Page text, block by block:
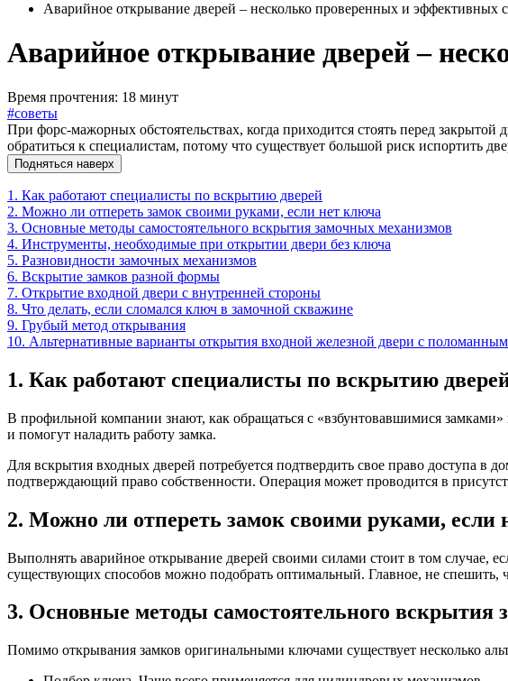
Аварийное открывание дверей – несколько проверенных и эффективных
Аварийное открывание дверей –
Время прочтения: 18 минут
#советы
При форс-мажорных обстоятельствах, когда приходится стоять перед
обратиться к специалистам, потому что существует большой риск испортить
Подняться наверх
1. Как работают специалисты по вскрытию дверей
2. Можно ли отпереть замок своими руками, если нет ключа
3. Основные методы самостоятельного вскрытия замочных механизмов
4. Инструменты, необходимые при открытии двери без ключа
5. Разновидности замочных механизмов
6. Вскрытие замков разной формы
7. Открытие входной двери с внутренней стороны
8. Что делать, если сломался ключ в замочной скважине
9. Грубый метод открывания
10. Альтернативные варианты открытия входной железной двери с
1. Как работают специалисты по вскрытию
В профильной компании знают, как обращаться с «взбунтовавшимися
и помогут наладить работу замка.
Для вскрытия входных дверей потребуется подтвердить свое право доступа
подтверждающий право собственности. Операция может проводится в
2. Можно ли отпереть замок своими руками, если
Выполнять аварийное открывание дверей своими силами стоит в том случае,
существующих способов можно подобрать оптимальный. Главное, не спешить,
3. Основные методы самостоятельного вскрытия
Помимо открывания замков оригинальными ключами существует несколько